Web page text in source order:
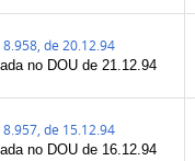
8.958, de 20.12.94
no DOU de 21.12.94
8.957, de 15.12.94
no DOU de 16.12.94